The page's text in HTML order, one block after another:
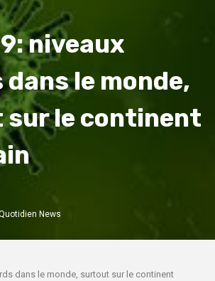
niveaux
le monde,
le continent
News
dans le monde, surtout sur le continent